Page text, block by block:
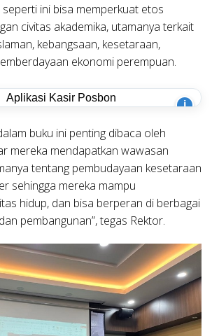
ini bisa memperkuat etos
civitas akademika, utamanya terkait
kebangsaan, kesetaraan,
ekonomi perempuan.
i
buku ini penting dibaca oleh
mereka mendapatkan wawasan
tentang pembudayaan kesetaraan
sehingga mereka mampu
hidup, dan bisa berperan di berbagai
pembangunan”, tegas Rektor.